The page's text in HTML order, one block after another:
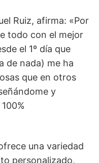
Ruiz, afirma: «Por
todo con el mejor
el 1º día que
de nada) me ha
que en otros
y
una variedad
personalizado,